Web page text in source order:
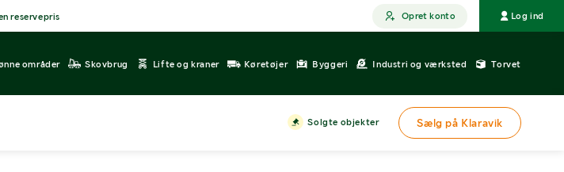
reservepris Opret konto Log ind
områder Skovbrug Lifte og kraner Køretøjer Byggeri Industri og værksted Torvet
Solgte objekter Sælg på Klaravik